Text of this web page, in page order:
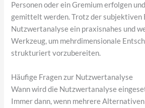
Personen oder ein Gremium erfolgen
gemittelt werden. Trotz der subjektiven
Nutzwertanalyse ein praxisnahes und
Werkzeug, um mehrdimensionale
strukturiert vorzubereiten.
Häufige Fragen zur Nutzwertanalyse
Wann wird die Nutzwertanalyse
Immer dann, wenn mehrere